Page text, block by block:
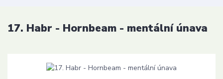
17. Habr - Hornbeam - mentální únava